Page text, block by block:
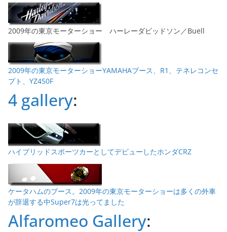
2009年の東京モーターショー ハーレーダビッドソン／Buell
2009年の東京モーターショーYAMAHAブース、R1、テネレコンセ
プト、YZ450F
4 gallery:
ハイブリッドスポーツカーとしてデビューしたホンダCRZ
ケータハムのブース。2009年の東京モーターショーは多くの外車
が辞退する中Super7は光ってました
Alfaromeo Gallery: